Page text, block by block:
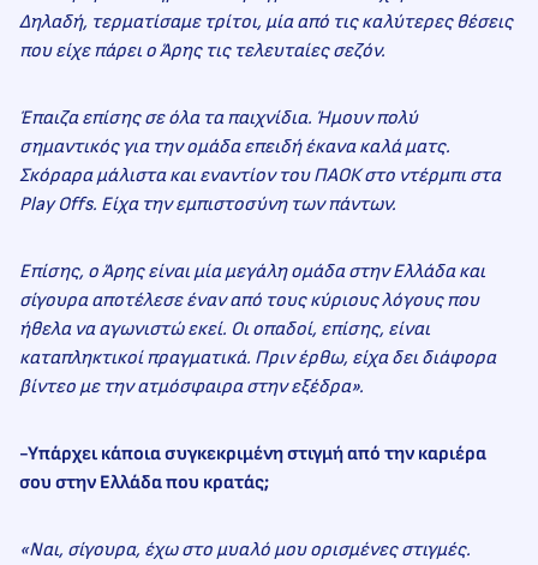
Δηλαδή, τερματίσαμε τρίτοι, μία από τις καλύτερες θέσεις
που είχε πάρει ο Άρης τις τελευταίες σεζόν.
Έπαιζα επίσης σε όλα τα παιχνίδια. Ήμουν πολύ
σημαντικός για την ομάδα επειδή έκανα καλά ματς.
Σκόραρα μάλιστα και εναντίον του ΠΑΟΚ στο ντέρμπι στα
PlayOffs. Είχα την εμπιστοσύνη των πάντων.
Επίσης, ο Άρης είναι μία μεγάλη ομάδα στην Ελλάδα και
σίγουρα αποτέλεσε έναν από τους κύριους λόγους που
ήθελα να αγωνιστώ εκεί. Οι οπαδοί, επίσης, είναι
καταπληκτικοί πραγματικά. Πριν έρθω, είχα δει διάφορα
βίντεο με την ατμόσφαιρα στην εξέδρα».
-Υπάρχει κάποια συγκεκριμένη στιγμή από την καριέρα
σου στην Ελλάδα που κρατάς;
«Ναι, σίγουρα, έχω στο μυαλό μου ορισμένες στιγμές.